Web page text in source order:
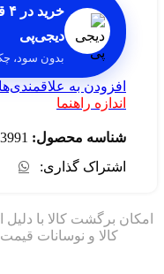
خرید در۴ قسط
دیجی‌پی
بدون سود، چک و ضامن
به علاقمندی‌ها
راهنما
محصول:773991
گذاری: